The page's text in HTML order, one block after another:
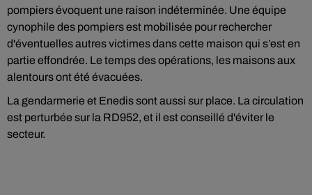
pompiers évoquent une raison indéterminée. Une équipe
cynophile des pompiers est mobilisée pour rechercher
d'éventuelles autres victimes dans cette maison qui s’est en
partie effondrée. Le temps des opérations, les maisons aux
alentours ont été évacuées.
La gendarmerie et Enedis sont aussi sur place. La circulation
est perturbée sur la RD952, et il est conseillé d'éviter le
secteur.